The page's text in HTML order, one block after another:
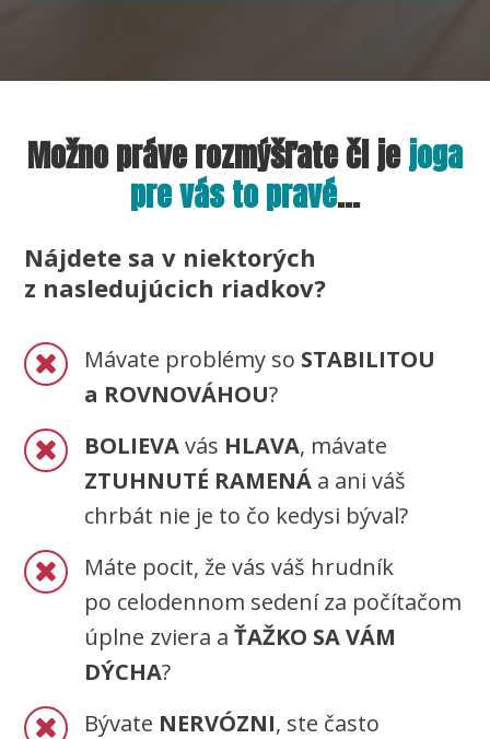
Možno práve rozmýšľate či jejoga
pre vás to pravé...
Nájdete sa v niektorých
z nasledujúcich riadkov?
Mávate problémy so STABILITOU
a ROVNOVÁHOU?
BOLIEVAvás HLAVA, mávate
ZTUHNUTÉ RAMENÁ a ani váš
chrbát nie je to čo kedysi býval?
Máte pocit, že vás váš hrudník
po celodennom sedení za počítačom
úplne zviera aŤAŽKO SA VÁM
DÝCHA?
Bývate NERVÓZNI, ste často